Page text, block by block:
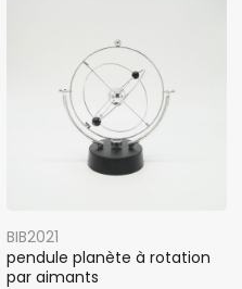
BIB2021
pendule planète à rotation
par aimants